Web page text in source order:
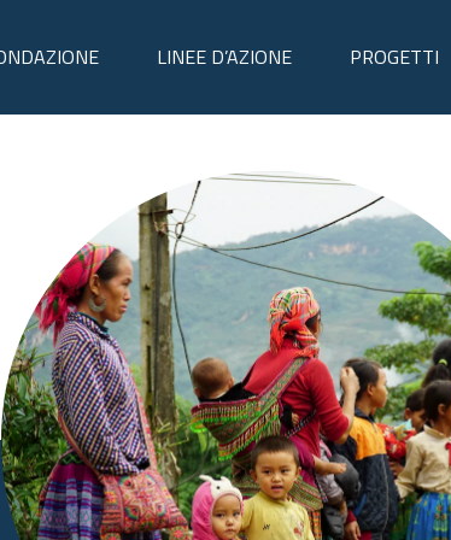
LINEE D’AZIONE PROGETTI